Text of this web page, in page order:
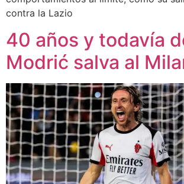
contra la Lazio
40 años y todavía
Modrić salva al